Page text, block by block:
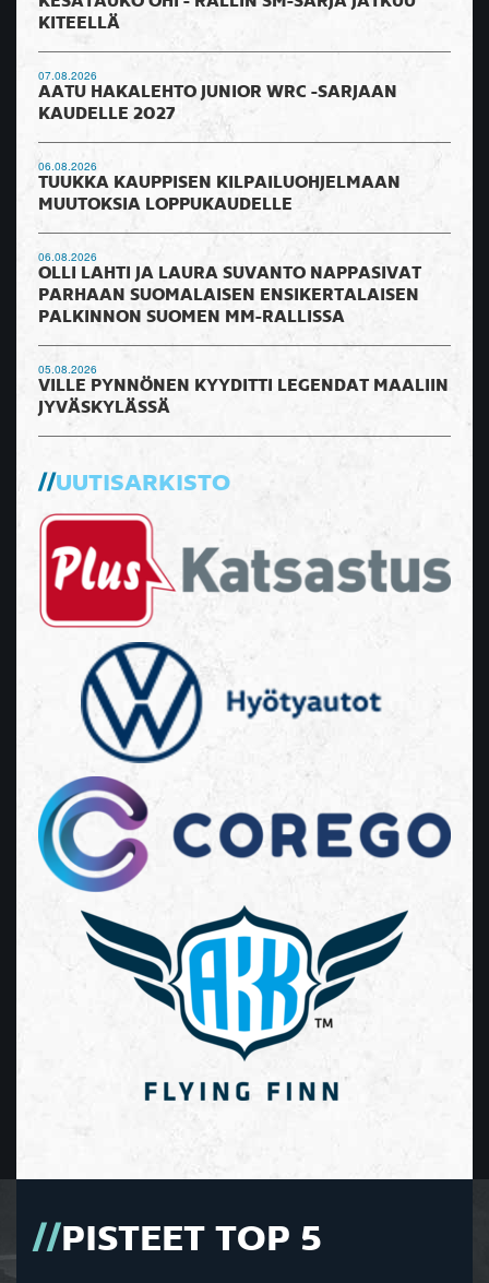
KITEELLÄ
07.08.2026
AATU HAKALEHTO JUNIOR WRC -SARJAAN
KAUDELLE 2027
06.08.2026
TUUKKA KAUPPISEN KILPAILUOHJELMAAN
MUUTOKSIA LOPPUKAUDELLE
06.08.2026
OLLI LAHTI JA LAURA SUVANTO NAPPASIVAT
PARHAAN SUOMALAISEN ENSIKERTALAISEN
PALKINNON SUOMEN MM-RALLISSA
05.08.2026
VILLE PYNNÖNEN KYYDITTI LEGENDAT MAALIIN
JYVÄSKYLÄSSÄ
UUTISARKISTO
PISTEET TOP 5